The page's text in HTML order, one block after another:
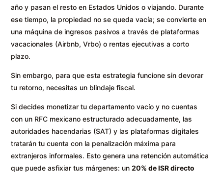
año y pasan el resto en Estados Unidos o viajando. Durante
ese tiempo, la propiedad no se queda vacía; se convierte en
una máquina de ingresos pasivos a través de plataformas
vacacionales (Airbnb, Vrbo) o rentas ejecutivas a corto
plazo.
Sin embargo, para que esta estrategia funcione sin devorar
tu retorno, necesitas un blindaje fiscal.
Si decides monetizar tu departamento vacío y no cuentas
con un RFC mexicano estructurado adecuadamente, las
autoridades hacendarias (SAT) y las plataformas digitales
tratarán tu cuenta con la penalización máxima para
extranjeros informales. Esto genera una retención automática
que puede asfixiar tus márgenes: un20% de ISR directo